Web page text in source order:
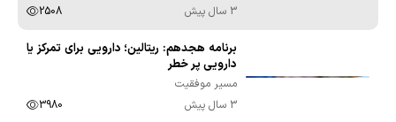
3 سال پیش
2508
برنامه هجدهم: ریتالین؛ دارویی برای تمرکز یا
دارویی پر خطر
مسیر موفقیت
3 سال پیش
3980